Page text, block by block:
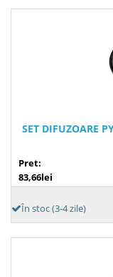
SET DIFUZOARE
Pret:
83,66lei
În stoc (3-4 zile)